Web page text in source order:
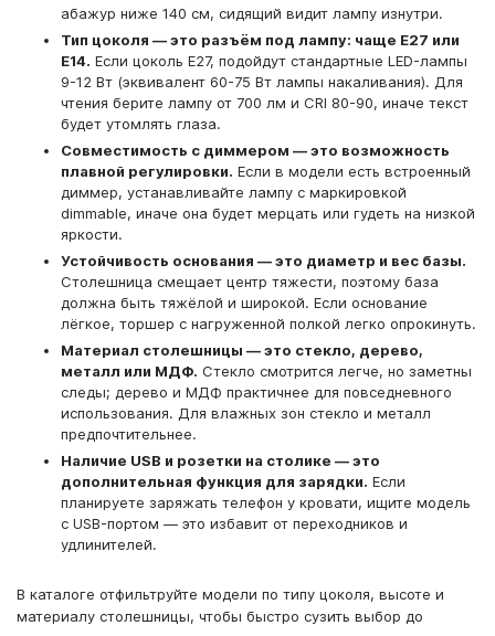
абажур ниже 140 см, сидящий видит лампу изнутри.
Тип цоколя — это разъём под лампу: чаще E27 или
E14. Если цоколь E27, подойдут стандартные LED-лампы
9-12 Вт (эквивалент 60-75 Вт лампы накаливания). Для
чтения берите лампу от 700 лм и CRI 80-90, иначе текст
будет утомлять глаза.
Совместимость с диммером — это возможность
плавной регулировки. Если в модели есть встроенный
диммер, устанавливайте лампу с маркировкой
dimmable, иначе она будет мерцать или гудеть на низкой
яркости.
Устойчивость основания — это диаметр и вес базы.
Столешница смещает центр тяжести, поэтому база
должна быть тяжёлой и широкой. Если основание
лёгкое, торшер с нагруженной полкой легко опрокинуть.
Материал столешницы — это стекло, дерево,
металл или МДФ. Стекло смотрится легче, но заметны
следы; дерево и МДФ практичнее для повседневного
использования. Для влажных зон стекло и металл
предпочтительнее.
Наличие USB и розетки на столике — это
дополнительная функция для зарядки. Если
планируете заряжать телефон у кровати, ищите модель
с USB-портом — это избавит от переходников и
удлинителей.
В каталоге отфильтруйте модели по типу цоколя, высоте и
материалу столешницы, чтобы быстро сузить выбор до